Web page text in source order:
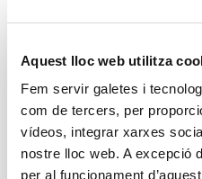
Aquest lloc web utilitza
Fem servir galetes i
com de tercers, per
vídeos, integrar xarxes
nostre lloc web. A excepció
per al funcionament
21 març, 2019
Arts
Habitatges